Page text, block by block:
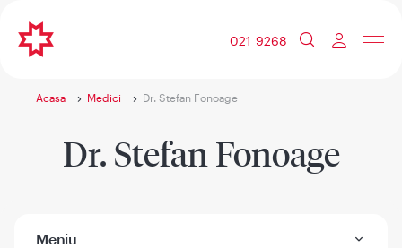
021 9268
Acasa Medici Dr. Stefan Fonoage
Dr. Stefan Fonoage
Meniu